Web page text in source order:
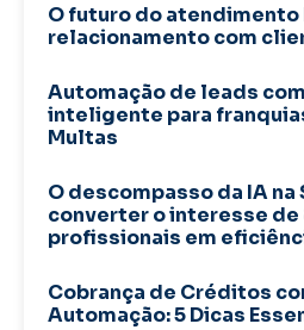
O futuro do
relacionamento com
Automação de leads
inteligente para
Multas
O descompasso da IA na
converter o interesse de
profissionais em
Cobrança de Créditos
Automação: 5 Dicas